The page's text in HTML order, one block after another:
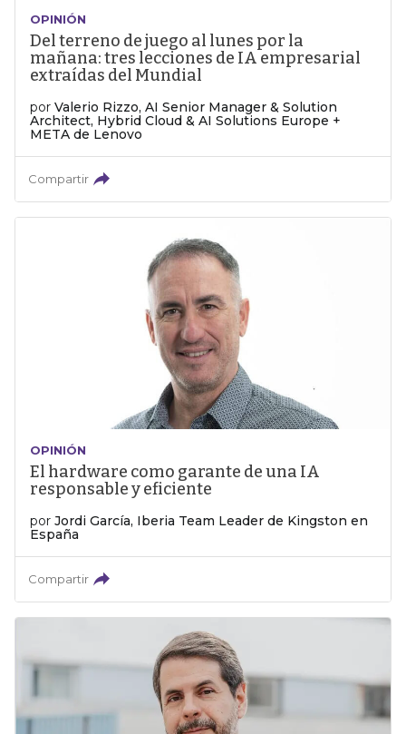
OPINIÓN
Del terreno de juego al lunes por la
mañana: tres lecciones de IA empresarial
extraídas del Mundial
por Valerio Rizzo, AI Senior Manager & Solution
Architect, Hybrid Cloud & AI Solutions Europe +
META de Lenovo
Compartir
OPINIÓN
El hardware como garante de una IA
responsable y eficiente
por Jordi García, Iberia Team Leader de Kingston en
España
Compartir